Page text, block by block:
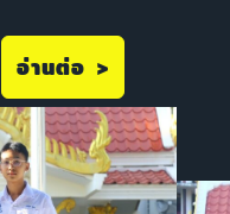
อ่านต่อ >